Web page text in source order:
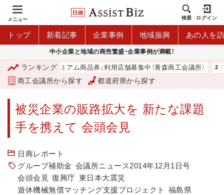
メニュー 検索 ログイン
トップ 新着記事 企業事例 地域振興 あの人を
中小企業と地域の商売繁盛・企業事例が満載！
ランキング
「青森市プレミアム商品券」利用店舗募集中（青森商工会議所）
商工会議所から探す 都道府県から探す
被災企業の販路拡大を 新たな課題
手を携えて 会頭会見
日商レポート
グループ補助金 会議所ニュース2014年12月1日号
会頭会見 復興庁 東日本大震災
遊休機械無償マッチング支援プロジェクト
福島県